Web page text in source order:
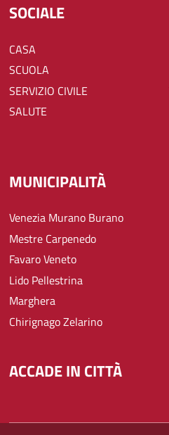
SOCIALE
CASA
SCUOLA
SERVIZIO CIVILE
SALUTE
MUNICIPALITÀ
Venezia Murano Burano
Mestre Carpenedo
Favaro Veneto
Lido Pellestrina
Marghera
Chirignago Zelarino
ACCADE IN CITTÀ